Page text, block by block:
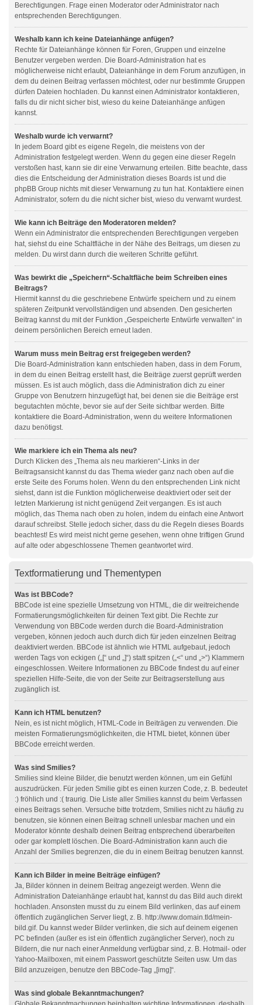
Berechtigungen. Frage einen Moderator oder Administrator nach
entsprechenden Berechtigungen.
Weshalb kann ich keine Dateianhänge anfügen?
Rechte für Dateianhänge können für Foren, Gruppen und einzelne
Benutzer vergeben werden. Die Board-Administration hat es
möglicherweise nicht erlaubt, Dateianhänge in dem Forum anzufügen, in
dem du deinen Beitrag verfassen möchtest, oder nur bestimmte Gruppen
dürfen Dateien hochladen. Du kannst einen Administrator kontaktieren,
falls du dir nicht sicher bist, wieso du keine Dateianhänge anfügen
kannst.
Weshalb wurde ich verwarnt?
In jedem Board gibt es eigene Regeln, die meistens von der
Administration festgelegt werden. Wenn du gegen eine dieser Regeln
verstoßen hast, kann sie dir eine Verwarnung erteilen. Bitte beachte, dass
dies die Entscheidung der Administration dieses Boards ist und die
phpBB Group nichts mit dieser Verwarnung zu tun hat. Kontaktiere einen
Administrator, sofern du die nicht sicher bist, wieso du verwarnt wurdest.
Wie kann ich Beiträge den Moderatoren melden?
Wenn ein Administrator die entsprechenden Berechtigungen vergeben
hat, siehst du eine Schaltfläche in der Nähe des Beitrags, um diesen zu
melden. Du wirst dann durch die weiteren Schritte geführt.
Was bewirkt die „Speichern“-Schaltfläche beim Schreiben eines
Beitrags?
Hiermit kannst du die geschriebene Entwürfe speichern und zu einem
späteren Zeitpunkt vervollständigen und absenden. Den gesicherten
Beitrag kannst du mit der Funktion „Gespeicherte Entwürfe verwalten“ in
deinem persönlichen Bereich erneut laden.
Warum muss mein Beitrag erst freigegeben werden?
Die Board-Administration kann entschieden haben, dass in dem Forum,
in dem du einen Beitrag erstellt hast, die Beiträge zuerst geprüft werden
müssen. Es ist auch möglich, dass die Administration dich zu einer
Gruppe von Benutzern hinzugefügt hat, bei denen sie die Beiträge erst
begutachten möchte, bevor sie auf der Seite sichtbar werden. Bitte
kontaktiere die Board-Administration, wenn du weitere Informationen
dazu benötigst.
Wie markiere ich ein Thema als neu?
Durch Klicken des „Thema als neu markieren“-Links in der
Beitragsansicht kannst du das Thema wieder ganz nach oben auf die
erste Seite des Forums holen. Wenn du den entsprechenden Link nicht
siehst, dann ist die Funktion möglicherweise deaktiviert oder seit der
letzten Markierung ist nicht genügend Zeit vergangen. Es ist auch
möglich, das Thema nach oben zu holen, indem du einfach eine Antwort
darauf schreibst. Stelle jedoch sicher, dass du die Regeln dieses Boards
beachtest! Es wird meist nicht gerne gesehen, wenn ohne triftigen Grund
auf alte oder abgeschlossene Themen geantwortet wird.
Textformatierung und Thementypen
Was ist BBCode?
BBCode ist eine spezielle Umsetzung von HTML, die dir weitreichende
Formatierungsmöglichkeiten für deinen Text gibt. Die Rechte zur
Verwendung von BBCode werden durch die Board-Administration
vergeben, können jedoch auch durch dich für jeden einzelnen Beitrag
deaktiviert werden. BBCode ist ähnlich wie HTML aufgebaut, jedoch
werden Tags von eckigen („[“ und „]“) statt spitzen („<“ und „>“) Klammern
eingeschlossen. Weitere Informationen zu BBCode findest du auf einer
speziellen Hilfe-Seite, die von der Seite zur Beitragserstellung aus
zugänglich ist.
Kann ich HTML benutzen?
Nein, es ist nicht möglich, HTML-Code in Beiträgen zu verwenden. Die
meisten Formatierungsmöglichkeiten, die HTML bietet, können über
BBCode erreicht werden.
Was sind Smilies?
Smilies sind kleine Bilder, die benutzt werden können, um ein Gefühl
auszudrücken. Für jeden Smilie gibt es einen kurzen Code, z. B. bedeutet
:) fröhlich und :( traurig. Die Liste aller Smilies kannst du beim Verfassen
eines Beitrags sehen. Versuche bitte trotzdem, Smilies nicht zu häufig zu
benutzen, sie können einen Beitrag schnell unlesbar machen und ein
Moderator könnte deshalb deinen Beitrag entsprechend überarbeiten
oder gar komplett löschen. Die Board-Administration kann auch die
Anzahl der Smilies begrenzen, die du in einem Beitrag benutzen kannst.
Kann ich Bilder in meine Beiträge einfügen?
Ja, Bilder können in deinem Beitrag angezeigt werden. Wenn die
Administration Dateianhänge erlaubt hat, kannst du das Bild auch direkt
hochladen. Ansonsten musst du zu einem Bild verlinken, das auf einem
öffentlich zugänglichen Server liegt, z. B. http://www.domain.tld/mein-
bild.gif. Du kannst weder Bilder verlinken, die sich auf deinem eigenen
PC befinden (außer es ist ein öffentlich zugänglicher Server), noch zu
Bildern, die nur nach einer Anmeldung verfügbar sind, z. B. Hotmail- oder
Yahoo-Mailboxen, mit einem Passwort geschützte Seiten usw. Um das
Bild anzuzeigen, benutze den BBCode-Tag „[img]“.
Was sind globale Bekanntmachungen?